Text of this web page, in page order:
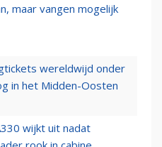
maar vangen mogelijk
wereldwijd onder
in het Midden-Oosten
wijkt uit nadat